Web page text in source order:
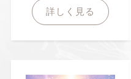
詳しく見る